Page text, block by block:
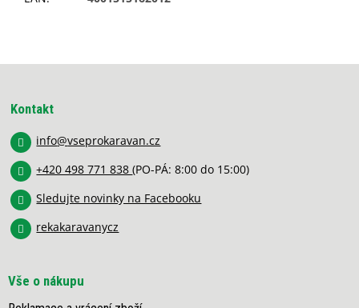
Kontakt
info@vseprokaravan.cz
+420 498 771 838(PO-PÁ: 8:00 do 15:00)
Sledujte novinky na Facebooku
rekakaravanycz
Vše o nákupu